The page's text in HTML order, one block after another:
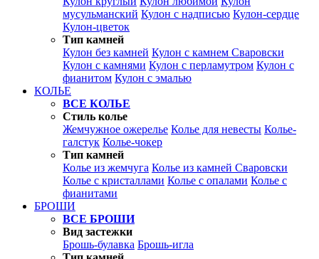
мусульманский Кулон с надписью Кулон-сердце
Кулон-цветок
Тип камней
Кулон без камней Кулон с камнем Сваровски
Кулон с камнями Кулон с перламутром Кулон с
фианитом Кулон с эмалью
КОЛЬЕ
ВСЕ КОЛЬЕ
Стиль колье
Жемчужное ожерелье Колье для невесты Колье-
галстук Колье-чокер
Тип камней
Колье из жемчуга Колье из камней Сваровски
Колье с кристаллами Колье с опалами Колье с
фианитами
БРОШИ
ВСЕ БРОШИ
Вид застежки
Брошь-булавка Брошь-игла